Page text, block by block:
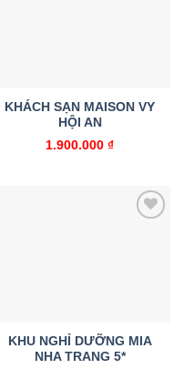
KHÁCH SẠN MAISON VY
HỘI AN
1.900.000 ₫
KHU NGHỈ DƯỠNG MIA
NHA TRANG 5*